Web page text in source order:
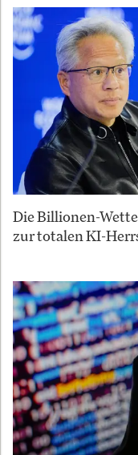
Die Billionen-
zur totalen KI-